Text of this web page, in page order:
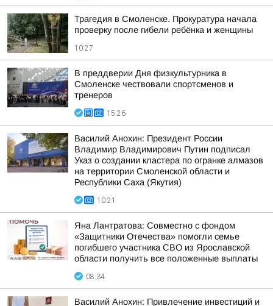
Трагедия в Смоленске. Прокуратура начала
проверку после гибели ребёнка и женщины
10:27
В преддверии Дня физкультурника в
Смоленске чествовали спортсменов и
тренеров
15:26
Василий Анохин: Президент России
Владимир Владимирович Путин подписал
Указ о создании кластера по огранке алмазов
на территории Смоленской области и
Республики Саха (Якутия)
10:21
Яна Лантратова: Совместно с фондом
«Защитники Отечества» помогли семье
погибшего участника СВО из Ярославской
области получить все положенные выплаты
08:34
Василий Анохин: Привлечение инвестиций и